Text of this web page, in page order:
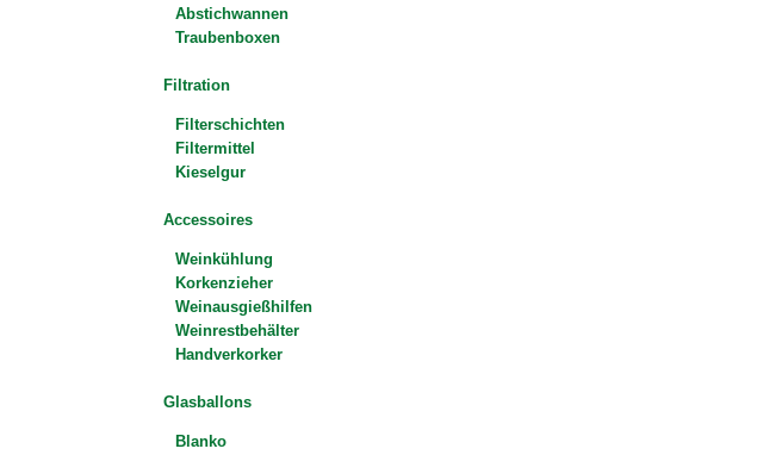
Abstichwannen
Traubenboxen
Filtration
Filterschichten
Filtermittel
Kieselgur
Accessoires
Weinkühlung
Korkenzieher
Weinausgießhilfen
Weinrestbehälter
Handverkorker
Glasballons
Blanko